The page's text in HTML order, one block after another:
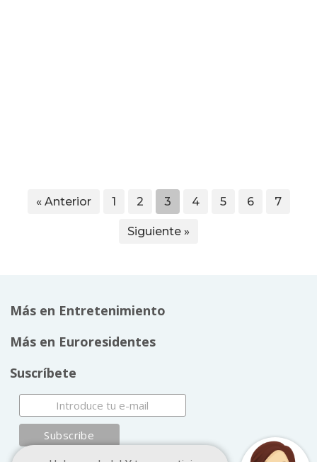
« Anterior 1 2 3 4 5 6 7
Siguiente »
Más en Entretenimiento
Más en Euroresidentes
Suscríbete